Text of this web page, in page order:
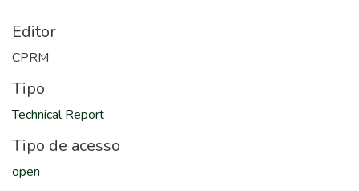
Editor
CPRM
Tipo
Technical Report
Tipo de acesso
open